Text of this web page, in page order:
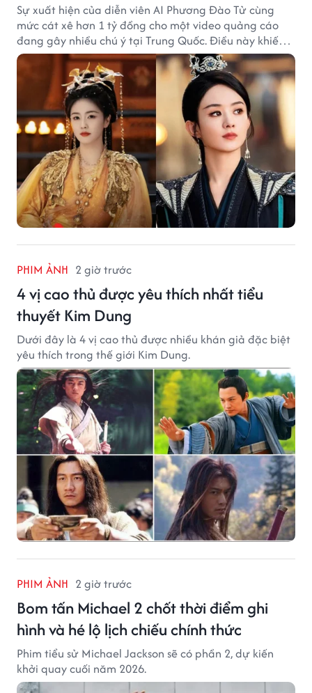
Sự xuất hiện của diễn viên AI Phương Đào Tử cùng
mức cát xê hơn 1 tỷ đồng cho một video quảng cáo
đang gây nhiều chú ý tại Trung Quốc. Điều này khiến
không ít người đặt câu hỏi liệu những ngôi sao hàng
đầu như Bạch Lộc, Triệu Lệ Dĩnh có thể bị thay thế
trong tương lai.
PHIM ẢNH 2 giờ trước
4 vị cao thủ được yêu thích nhất tiểu
thuyết Kim Dung
Dưới đây là 4 vị cao thủ được nhiều khán giả đặc biệt
yêu thích trong thế giới Kim Dung.
PHIM ẢNH 2 giờ trước
Bom tấn Michael 2 chốt thời điểm ghi
hình và hé lộ lịch chiếu chính thức
Phim tiểu sử Michael Jackson sẽ có phần 2, dự kiến
khởi quay cuối năm 2026.